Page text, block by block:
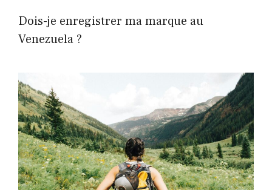
Dois-je enregistrer ma marque au
Venezuela ?